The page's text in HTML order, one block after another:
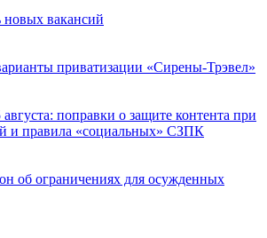
вакансий
приватизации «Сирены-Трэвел»
поправки о защите контента при
и правила «социальных» СЗПК
об ограничениях для осужденных